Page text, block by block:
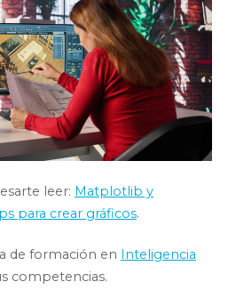
leer: Matplotlib y
para crear gráficos.
de formación en Inteligencia
competencias.